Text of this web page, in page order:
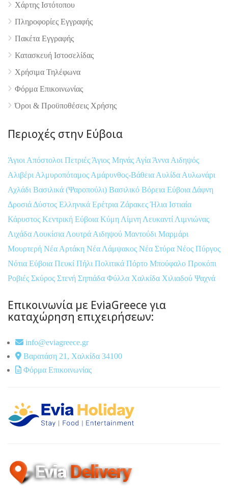
Χάρτης Ιστότοπου
Πληροφορίες Εγγραφής
Πακέτα Εγγραφής
Κατασκευή Ιστοσελίδας
Χρήσιμα Τηλέφωνα
Φόρμα Επικοινωνίας
Όροι & Προϋποθέσεις Xρήσης
Περιοχές στην Εύβοια
Άγιοι Απόστολοι Πετριές Άγιος Μηνάς Αγία Άννα Αιδηψός
Αλιβέρι Αλμυροπόταμος Αμάρυνθος-Βάθεια Αυλίδα Αυλωνάρι
Αχλάδι Βασιλικά (Ψαροπούλι) Βασιλικό Βόρεια Εύβοια Δάφνη
Δροσιά Δύστος Ελληνικά Ερέτρια ΖάρακεςΉλια Ιστιαία
Κάρυστος Κεντρική Εύβοια Κύμη Λίμνη Λευκαντί Λιμνιώνας
Λιχάδα Λουκίσια Λουτρά Αιδηψού Μαντούδι Μαρμάρι
Μουρτερή Νέα Αρτάκη Νέα Λάμψακος Νέα Στύρα Νέος Πύργος
Νότια Εύβοια Πευκί Πήλι Πολιτικά Πόρτο Μπούφαλο Προκόπι
Ροβιές Σκύρος Στενή Σηπιάδα Φύλλα Χαλκίδα Χιλιαδού Ψαχνά
Επικοινωνία με EviaGreece για
καταχώρηση επιχειρήσεων:
info@eviagreece.gr
Βαρατάση 21, Χαλκίδα 34100
Φόρμα Επικοινωνίας